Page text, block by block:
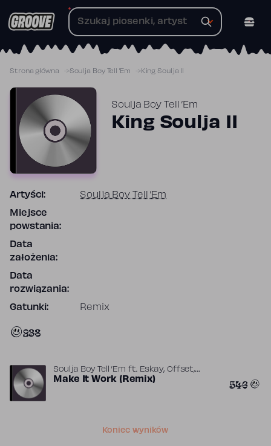
do
Strona główna Soulja Boy Tell ’Em King Soulja II
Soulja Boy Tell ’Em
King Soulja II
Artyści: Soulja Boy Tell ’Em
Miejsce
powstania:
Data
założenia:
Data
rozwiązania:
Gatunki: Remix
238
Soulja Boy Tell ’Em ft. Eskay, Offset,
Quavo, Takeoff
Make It Work (Remix) 546
Koniec wyników